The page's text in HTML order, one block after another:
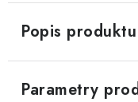
Popis produktu
Parametry